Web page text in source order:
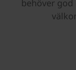
behöver